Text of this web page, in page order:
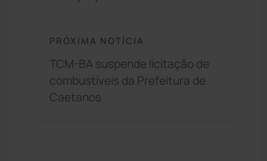
PRÓXIMA NOTÍCIA
TCM-BA suspende licitação de
combustíveis da Prefeitura de
Caetanos